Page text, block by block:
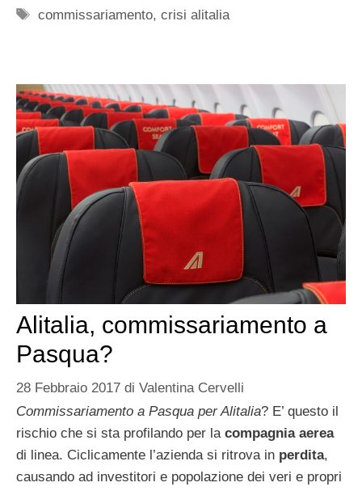
Tag
commissariamento,crisi alitalia
Alitalia, commissariamento a
Pasqua?
28 Febbraio 2017 di Valentina Cervelli
Commissariamento a Pasqua per Alitalia? E’ questo il
rischio che si sta profilando per la compagnia aerea
di linea. Ciclicamente l’azienda si ritrova in perdita,
causando ad investitori e popolazione dei veri e propri